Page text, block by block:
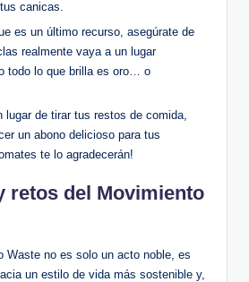
canicas.
es un último recurso, asegúrate de
realmente vaya a un lugar
todo lo que brilla es oro… o
lugar de tirar tus restos de comida,
un abono delicioso para tus
te lo agradecerán!
retos del Movimiento
Waste no es solo un acto noble, es
un estilo de vida más sostenible y,